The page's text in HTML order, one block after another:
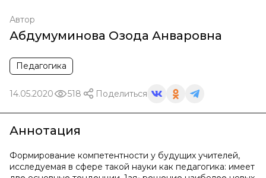
Автор
Абдумуминова Озода Анваровна
Педагогика
14.05.2020 518 Поделиться
Аннотация
Формирование компетентности у будущих учителей,
исследуемая в сфере такой науки как педагогика: имеет